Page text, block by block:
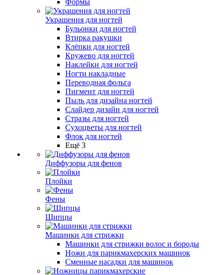
Формы
Украшения для ногтей
Бульонки для ногтей
Втирка ракушки
Клёпки для ногтей
Кружево для ногтей
Наклейки для ногтей
Ногти накладные
Переводная фольга
Пигмент для ногтей
Пыль для дизайна ногтей
Слайдер дизайн для ногтей
Стразы для ногтей
Сухоцветы для ногтей
Флок для ногтей
Ещё 3
Диффузоры для фенов
Плойки
Фены
Щипцы
Машинки для стрижки
Машинки для стрижки волос и бороды
Ножи для парикмахерских машинок
Сменные насадки для машинок